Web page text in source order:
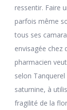
ressentir. Faire
parfois même
tous ses
envisagée chez
pharmacien
selon Tanquerel
saturnine, à
fragilité de la